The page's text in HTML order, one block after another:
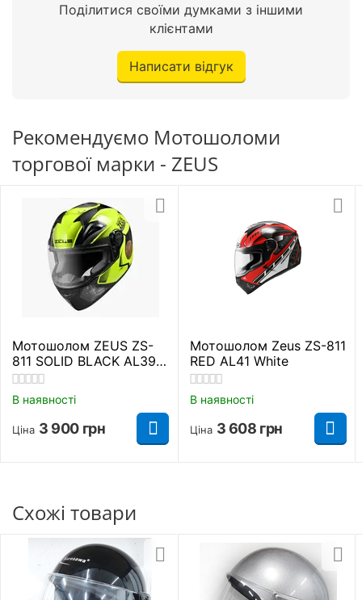
Поділитися своїми думками з іншими
клієнтами
Написати відгук
Рекомендуємо Мотошоломи
торгової марки - ZEUS
Мотошолом ZEUS ZS-
811 SOLID BLACK AL39
(Неон)
В наявності
Ціна 3 900 грн
Мотошолом Zeus ZS-811
RED AL41 White
В наявності
Ціна 3 608 грн
Схожі товари